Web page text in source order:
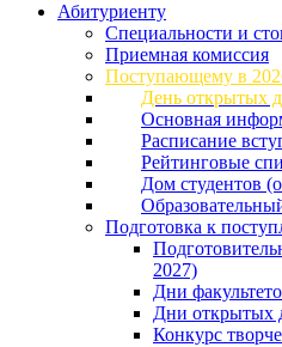
Абитуриенту
Специальности и
Приемная комиссия
Поступающему в
День открытых
Основная
Расписание
Рейтинговые
Дом студентов
Подготовка к
2027)
Дни
Дни открытых
Конкурс